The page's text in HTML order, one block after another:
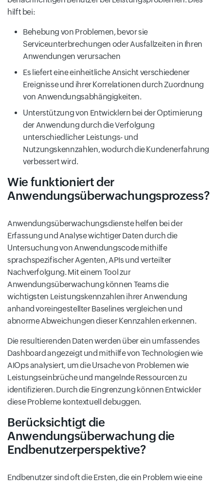
hilft bei:
Behebung von Problemen, bevor sie
Serviceunterbrechungen oder Ausfallzeiten in Ihren
Anwendungen verursachen
Es liefert eine einheitliche Ansicht verschiedener
Ereignisse und ihrer Korrelationen durch Zuordnung
von Anwendungsabhängigkeiten.
Unterstützung von Entwicklern bei der Optimierung
der Anwendung durch die Verfolgung
unterschiedlicher Leistungs- und
Nutzungskennzahlen, wodurch die Kundenerfahrung
verbessert wird.
Wie funktioniert der
Anwendungsüberwachungsprozess?
Anwendungsüberwachungsdienste helfen bei der
Erfassung und Analyse wichtiger Daten durch die
Untersuchung von Anwendungscode mithilfe
sprachspezifischer Agenten, APIs und verteilter
Nachverfolgung. Mit einem Tool zur
Anwendungsüberwachung können Teams die
wichtigsten Leistungskennzahlen ihrer Anwendung
anhand voreingestellter Baselines vergleichen und
abnorme Abweichungen dieser Kennzahlen erkennen.
Die resultierenden Daten werden über ein umfassendes
Dashboard angezeigt und mithilfe von Technologien wie
AIOps analysiert, um die Ursache von Problemen wie
Leistungseinbrüche und mangelnde Ressourcen zu
identifizieren. Durch die Eingrenzung können Entwickler
diese Probleme kontextuell debuggen.
Berücksichtigt die
Anwendungsüberwachung die
Endbenutzerperspektive?
Endbenutzer sind oft die Ersten, die ein Problem wie eine